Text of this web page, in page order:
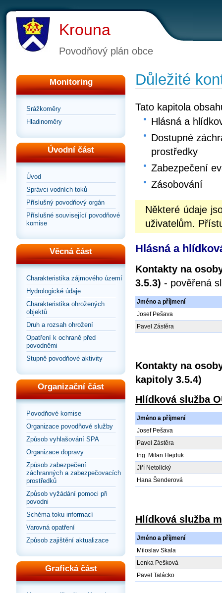
Krouna
Povodňový plán obce
Monitoring
Srážkoměry
Hladinoměry
Úvodní část
Úvod
Správci vodních toků
Příslušný povodňový orgán
Příslušné související povodňové
komise
Věcná část
Charakteristika zájmového území
Hydrologické údaje
Charakteristika ohrožených
objektů
Druh a rozsah ohrožení
Opatření k ochraně před
povodněmi
Stupně povodňové aktivity
Organizační část
Povodňové komise
Organizace povodňové služby
Způsob vyhlašování SPA
Organizace dopravy
Způsob zabezpečení
záchranných a zabezpečovacích
prostředků
Způsob vyžádání pomoci při
povodni
Schéma toku informací
Varovná opatření
Způsob zajištění aktualizace
Grafická část
Důležité
Tato kapitola
Hlásná a
Dostupné
prostředky
Zabezpečení
Zásobování
Některé údaje
uživatelům.
Hlásná a
Kontakty na
3.5.3) - pověřená
Jméno a příjmení
Josef Pešava
Pavel Zástěra
Kontakty na
kapitoly 3.5.4)
Hlídková služba
Jméno a příjmení
Josef Pešava
Pavel Zástěra
Ing. Milan Hejduk
Jiří Netolický
Hana Šenderová
Hlídková služba
Jméno a příjmení
Miloslav Skala
Lenka Pešková
Pavel Talácko